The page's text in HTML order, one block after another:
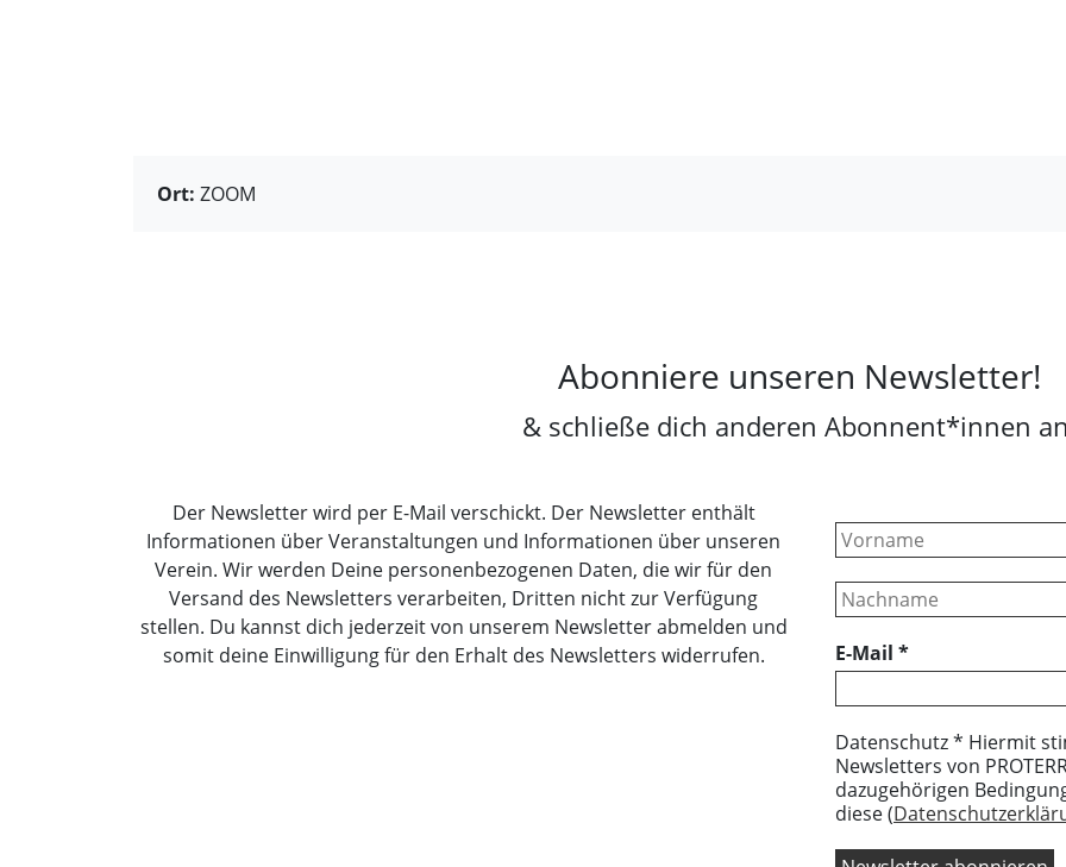
Ort: ZOOM
Abonniere unseren Newsletter!
& schließe dich anderen Abonnent*innen
Der Newsletter wird per E-Mail verschickt. Der Newsletter enthält
Informationen über Veranstaltungen und Informationen über unseren
Verein. Wir werden Deine personenbezogenen Daten, die wir für den
Versand des Newsletters verarbeiten, Dritten nicht zur Verfügung
stellen. Du kannst dich jederzeit von unserem Newsletter abmelden und
somit deine Einwilligung für den Erhalt des Newsletters widerrufen.
E-Mail *
Datenschutz * Hiermit
Newsletters von
dazugehörigen
diese (